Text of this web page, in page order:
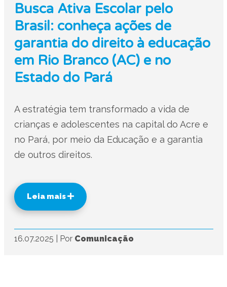
Busca Ativa Escolar pelo
Brasil: conheça ações de
garantia do direito à educação
em Rio Branco (AC) e no
Estado do Pará
A estratégia tem transformado a vida de
crianças e adolescentes na capital do Acre e
no Pará, por meio da Educação e a garantia
de outros direitos.
Leia mais
16.07.2025 Por Comunicação